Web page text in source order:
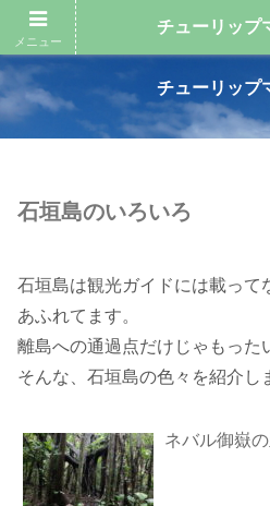
石垣島の「楽しい」
チューリップ
石垣島のいろいろ
石垣島は観光ガイドには載って
あふれてます。
離島への通過点だけじゃもった
そんな、石垣島の色々を紹介し
ネバル御嶽
メニュー
チューリップ